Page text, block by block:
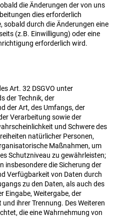
die Änderungen der von uns
dies erforderlich
sobald durch die Änderungen eine
(z.B. Einwilligung) oder eine
erforderlich wird.
Art. 32 DSGVO unter
der Technik, der
der Art, des Umfangs, der
Verarbeitung sowie der
und Schwere des
natürlicher Personen,
Maßnahmen, um
Schutzniveau zu gewährleisten;
insbesondere die Sicherung der
Verfügbarkeit von Daten durch
zu den Daten, als auch des
Eingabe, Weitergabe, der
ihrer Trennung. Des Weiteren
die eine Wahrnehmung von